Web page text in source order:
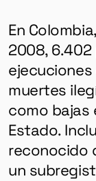
En Colombia,
2008,
muertes
como bajas
Estado.
reconocido
un